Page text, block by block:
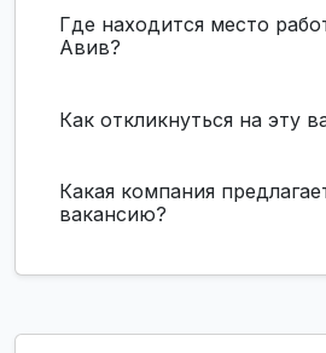
Где находится место
Авив?
Как откликнуться на эту
Какая компания
вакансию?